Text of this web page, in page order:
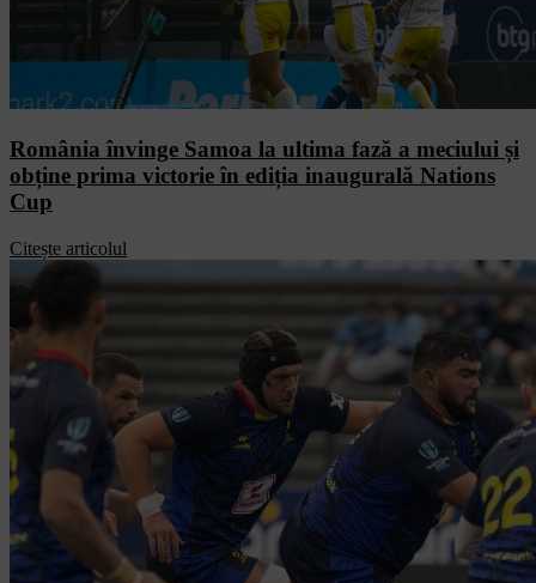
România învinge Samoa la ultima fază a meciului și
obține prima victorie în ediția inaugurală Nations
Cup
Citește articolul